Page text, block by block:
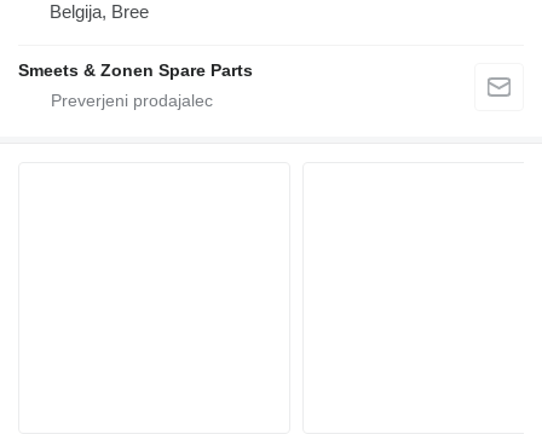
Belgija, Bree
Smeets & Zonen Spare Parts